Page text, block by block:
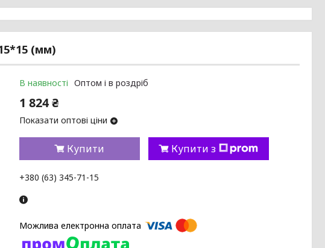
(мм)
В наявності Оптом і в роздріб
1 824 ₴
Показати оптові ціни
Купити Купити з
+380 (63) 345-71-15